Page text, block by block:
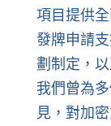
項目提供
發牌申請
劃制定，
我們曾為
見，對加